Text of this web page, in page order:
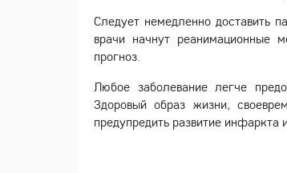
Следует немедленно доставить
врачи начнут реанимационные
прогноз.
Любое заболевание легче
Здоровый образ жизни,
предупредить развитие инфаркта